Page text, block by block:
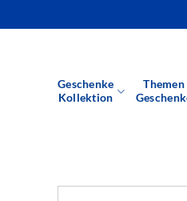
Inhalt
Geschenke
Kollektion
Themen